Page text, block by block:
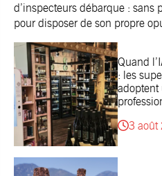
d’inspecteurs débarque : sans
pour disposer de son propre
Quand
: les
adoptent
3 août